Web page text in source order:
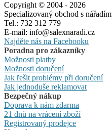
Copyright © 2004 - 2026
Specializovaný obchod s nářadím
Tel.: 732 312 779
E-mail: info@salexnaradi.cz
Najděte nás na Facebooku
Poradna pro zákazníky
Možnosti platby
Možnosti doručení
Jak řešit problémy při doručení
Jak jednoduše reklamovat
Bezpečný nákup
Doprava k nám zdarma
21 dnů na vrácení zboží
Registrovaný prodejce